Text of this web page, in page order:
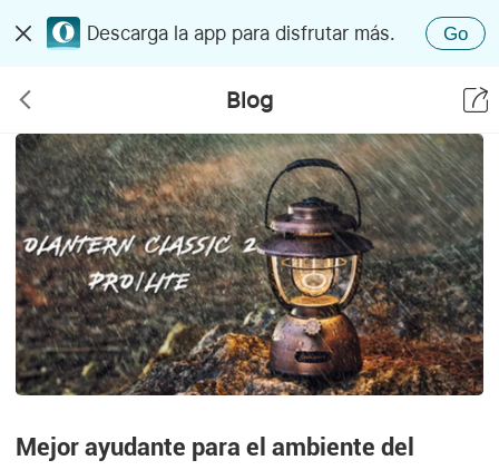
Descarga la app para disfrutar más. Go
Blog
Mejor ayudante para el ambiente del